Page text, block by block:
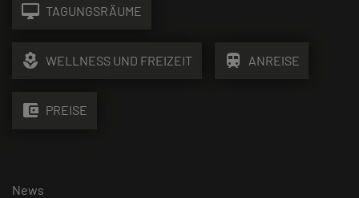
desktop_mac TAGUNGSRÄUME
local_florist WELLNESS UND FREIZEIT train ANREISE
account_balance_wallet PREISE
News